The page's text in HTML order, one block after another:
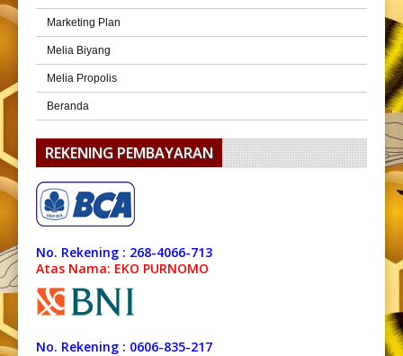
Marketing Plan
Melia Biyang
Melia Propolis
Beranda
REKENING PEMBAYARAN
No. Rekening : 268-4066-713
Atas Nama: EKO PURNOMO
No. Rekening : 0606-835-217